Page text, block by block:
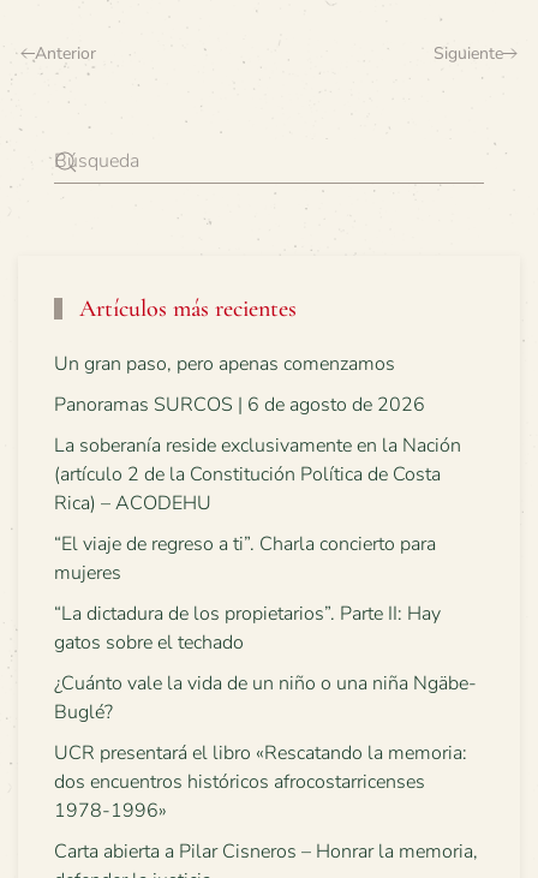
Anterior Siguiente
Artículos más recientes
Un gran paso, pero apenas comenzamos
Panoramas SURCOS | 6 de agosto de 2026
La soberanía reside exclusivamente en la Nación
(artículo 2 de la Constitución Política de Costa
Rica) – ACODEHU
“El viaje de regreso a ti”. Charla concierto para
mujeres
“La dictadura de los propietarios”. Parte II: Hay
gatos sobre el techado
¿Cuánto vale la vida de un niño o una niña Ngäbe-
Buglé?
UCR presentará el libro «Rescatando la memoria:
dos encuentros históricos afrocostarricenses
1978-1996»
Carta abierta a Pilar Cisneros – Honrar la memoria,